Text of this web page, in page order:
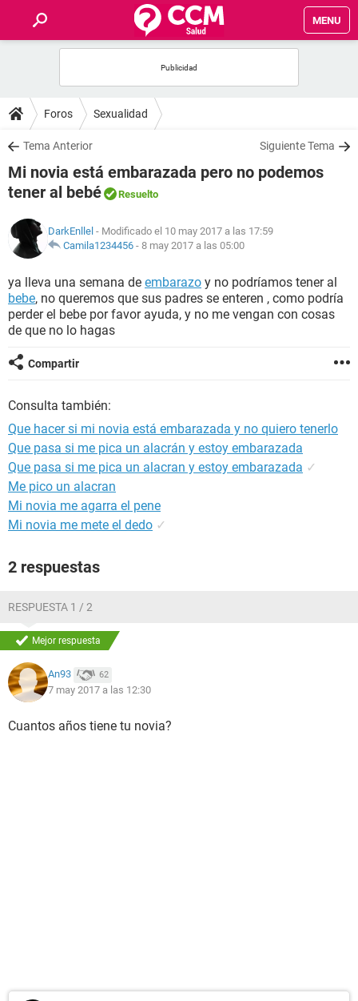
MENU
FOROS
SALUD
FAMILIA
NUTRICIÓN
SEXUALIDAD
Foros Sexualidad
Tema Anterior Siguiente Tema
Mi novia está embarazada pero no podemos
tener al bebé
Resuelto
DarkEnllel - Modificado el 10 may 2017 a las 17:59
Camila1234456 - 8 may 2017 a las 05:00
ya lleva una semana de embarazo y no podríamos tener al
bebe, no queremos que sus padres se enteren , como podría
perder el bebe por favor ayuda, y no me vengan con cosas
de que no lo hagas
Compartir
Consulta también:
Que hacer si mi novia está embarazada y no quiero tenerlo
Que pasa si me pica un alacrán y estoy embarazada
Que pasa si me pica un alacran y estoy embarazada ✓
Me pico un alacran
Mi novia me agarra el pene
Mi novia me mete el dedo ✓
2 respuestas
RESPUESTA 1 / 2
Mejor respuesta
An93 62
7 may 2017 a las 12:30
Cuantos años tiene tu novia?